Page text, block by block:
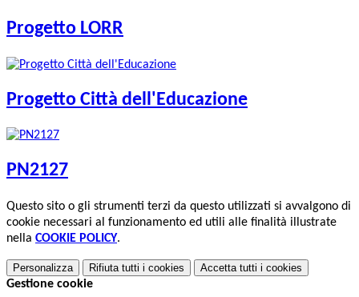
Progetto LORR
Progetto Città dell'Educazione
PN2127
Questo sito o gli strumenti terzi da questo utilizzati si avvalgono di
cookie necessari al funzionamento ed utili alle finalità illustrate
nella COOKIE POLICY.
Personalizza Rifiuta tutti i cookies Accetta tutti i cookies
Gestione cookie